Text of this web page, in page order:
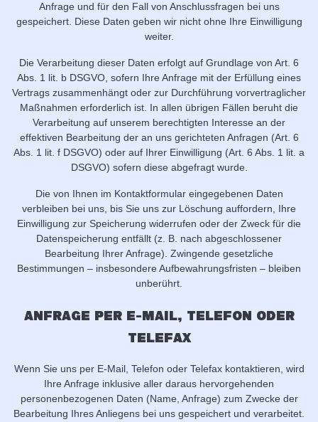
Anfrage und für den Fall von Anschlussfragen bei uns
gespeichert. Diese Daten geben wir nicht ohne Ihre Einwilligung
weiter.
Die Verarbeitung dieser Daten erfolgt auf Grundlage von Art. 6
Abs. 1 lit. b DSGVO, sofern Ihre Anfrage mit der Erfüllung eines
Vertrags zusammenhängt oder zur Durchführung vorvertraglicher
Maßnahmen erforderlich ist. In allen übrigen Fällen beruht die
Verarbeitung auf unserem berechtigten Interesse an der
effektiven Bearbeitung der an uns gerichteten Anfragen (Art. 6
Abs. 1 lit. f DSGVO) oder auf Ihrer Einwilligung (Art. 6 Abs. 1 lit. a
DSGVO) sofern diese abgefragt wurde.
Die von Ihnen im Kontaktformular eingegebenen Daten
verbleiben bei uns, bis Sie uns zur Löschung auffordern, Ihre
Einwilligung zur Speicherung widerrufen oder der Zweck für die
Datenspeicherung entfällt (z. B. nach abgeschlossener
Bearbeitung Ihrer Anfrage). Zwingende gesetzliche
Bestimmungen – insbesondere Aufbewahrungsfristen – bleiben
unberührt.
Anfrage per E-Mail, Telefon oder
Telefax
Wenn Sie uns per E-Mail, Telefon oder Telefax kontaktieren, wird
Ihre Anfrage inklusive aller daraus hervorgehenden
personenbezogenen Daten (Name, Anfrage) zum Zwecke der
Bearbeitung Ihres Anliegens bei uns gespeichert und verarbeitet.